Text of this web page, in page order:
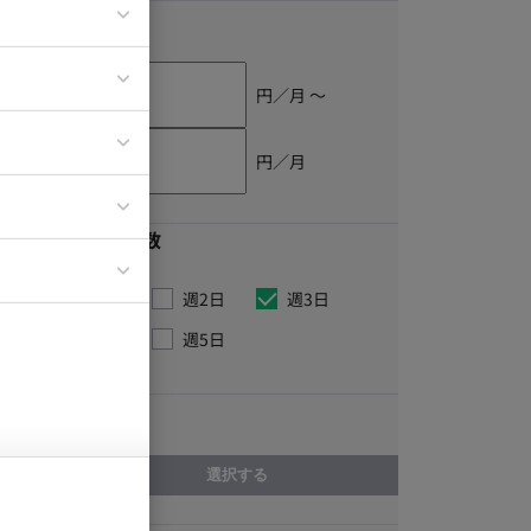
ア
円／月 〜
円／月
最低稼働日数
週1日 週2日
週3日
週5日
選択する